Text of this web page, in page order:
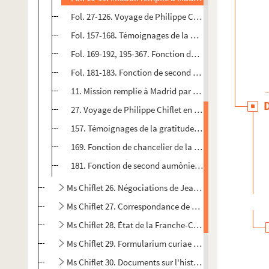
Fol. 27-126. Voyage de Philippe Chiflet en Franche-
Fol. 157-168. Témoignages de la gratitude du
Fol. 169-192, 195-367. Fonction de chancelier de la
Fol. 181-183. Fonction de second aumônier de la
11. Mission remplie à Madrid par Jean-Jacques
27. Voyage de Philippe Chiflet en Franche-Comté,
157. Témoignages de la gratitude du gouvernement
169. Fonction de chancelier de la Toison d'or
181. Fonction de second aumônier de la cour de
Ms Chiflet 26. Négociations de Jean-Jacques Chiflet
Ms Chiflet 27. Correspondance de Jules Chiflet
Ms Chiflet 28. État de la Franche-Comté pendant la
Ms Chiflet 29. Formularium curiae archiepiscopalis
Ms Chiflet 30. Documents sur l'histoire de Lorraine,